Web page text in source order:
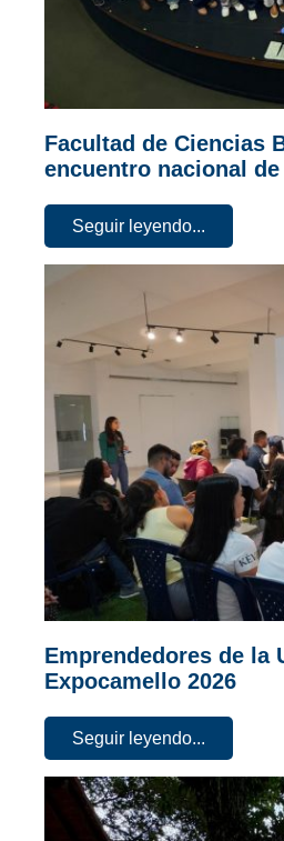
Facultad de Ciencias
encuentro nacional de
Seguir leyendo...
Emprendedores de la
Expocamello 2026
Seguir leyendo...